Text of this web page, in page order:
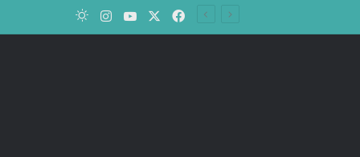
فيسبوك‫YouTube
انستقرامالوضع المظلم